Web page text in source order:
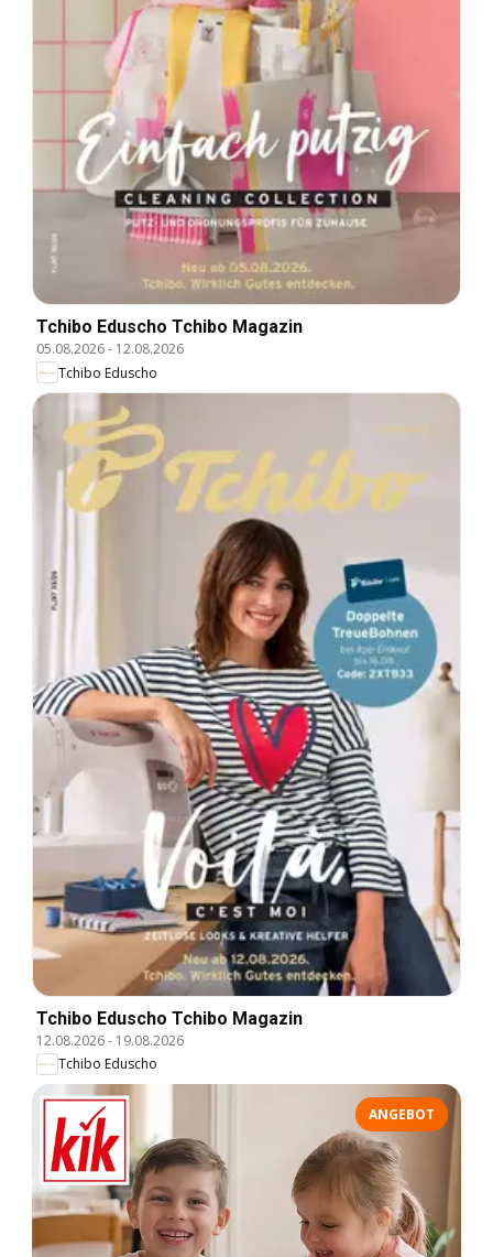
Tchibo Eduscho Tchibo Magazin
05.08.2026- 12.08.2026
Tchibo Eduscho
Tchibo Eduscho Tchibo Magazin
12.08.2026- 19.08.2026
Tchibo Eduscho
ANGEBOT